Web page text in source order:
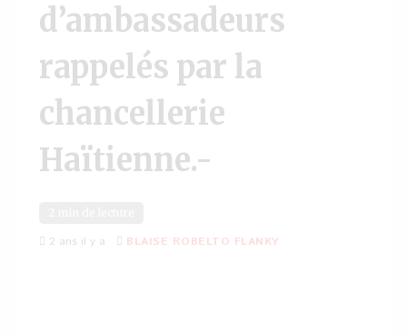
d’ambassadeurs
rappelés par la
chancellerie
Haïtienne.-
2 ans il y a BLAISE ROBELTO FLANKY